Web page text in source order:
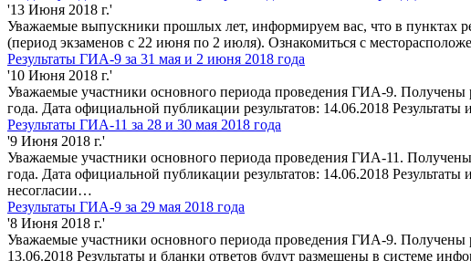
'13 Июня 2018 г.'
Уважаемые выпускники прошлых лет, информируем вас, что в пунктах
(период экзаменов с 22 июня по 2 июля). Ознакомиться с
Результаты ГИА-9 за 31 мая и 2 июня 2018 года
'10 Июня 2018 г.'
Уважаемые участники основного периода проведения ГИА-9.
года. Дата официальной публикации результатов: 14.06.2018
Результаты ГИА-11 за 28 и 30 мая 2018 года
'9 Июня 2018 г.'
Уважаемые участники основного периода проведения ГИА-11.
года. Дата официальной публикации результатов: 14.06.2018
несогласии…
Результаты ГИА-9 за 29 мая 2018 года
'8 Июня 2018 г.'
Уважаемые участники основного периода проведения ГИА-9. Получены
13.06.2018 Результаты и бланки ответов будут размещены в системе